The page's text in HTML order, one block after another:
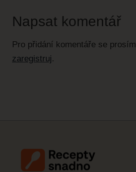
Napsat komentář
Pro přidání komentáře se prosím
zaregistruj.